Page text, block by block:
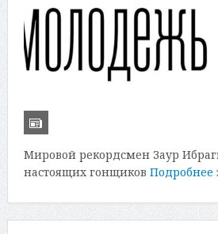
Мировой рекордсмен Заур
настоящих гонщиков Подробнее